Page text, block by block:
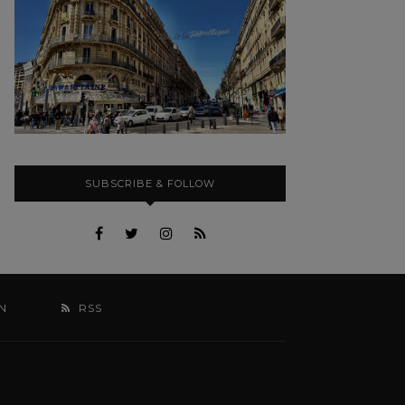
SUBSCRIBE & FOLLOW
RSS